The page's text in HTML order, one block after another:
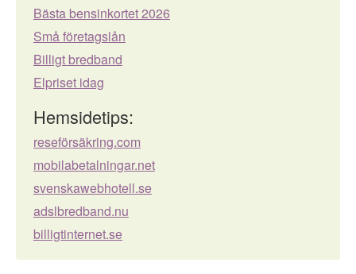
Bästa bensinkortet 2026
Små företagslån
Billigt bredband
Elpriset idag
Hemsidetips:
reseförsäkring.com
mobilabetalningar.net
svenskawebhotell.se
adslbredband.nu
billigtinternet.se